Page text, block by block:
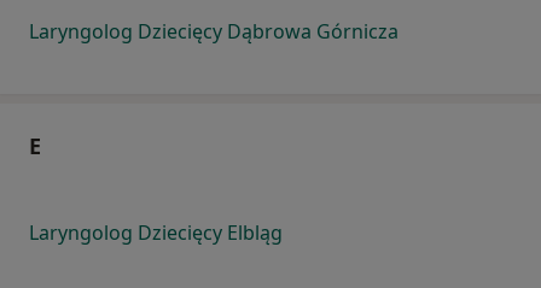
Laryngolog Dziecięcy Dąbrowa Górnicza
E
Laryngolog Dziecięcy Elbląg